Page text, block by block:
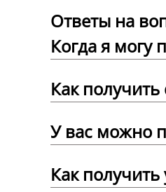
Ответы на
Когда я могу
Как
У вас можно
Как